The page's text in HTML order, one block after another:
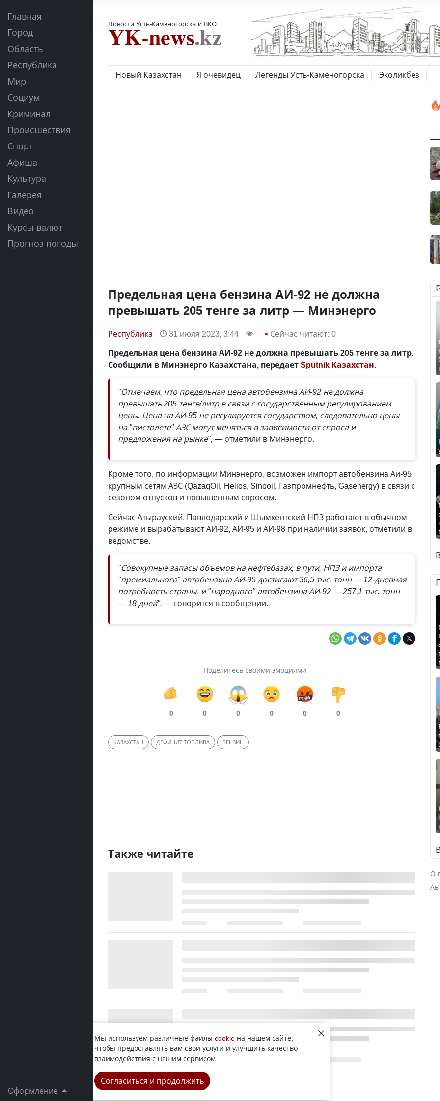
Главная
Город
Область
Республика
Мир
Социум
Криминал
Происшествия
Спорт
Афиша
Культура
Галерея
Видео
Курсы валют
Прогноз погоды
Оформление
Новости Усть-Каменогорска и ВКО
Новый Казахстан Я очевидец Легенды Усть-Каменогорска Эколикбез
Предельная цена бензина АИ-92 не должна
превышать 205 тенге за литр — Минэнерго
Республика 31 июля 2023, 3:44 Сейчас читают: 0
Предельная цена бензина АИ-92 не должна превышать 205 тенге за литр.
Сообщили в Минэнерго Казахстана, передаетSputnik Казахстан.
"Отмечаем, что предельная цена автобензина АИ-92 не должна
превышать 205 тенге/литр в связи с государственным регулированием
цены. Цена на АИ-95 не регулируется государством, следовательно цены
на "пистолете" АЗС могут меняться в зависимости от спроса и
предложения на рынке", — отметили в Минэнерго.
Кроме того, по информации Минэнерго, возможен импорт автобензина Аи-95
крупным сетям АЗС (QazaqOil, Helios, Sinooil, Газпромнефть, Gasenergy) в связи с
сезоном отпусков и повышенным спросом.
Сейчас Атырауский, Павлодарский и Шымкентский НПЗ работают в обычном
режиме и вырабатывают АИ-92, АИ-95 и АИ-98 при наличии заявок, отметили в
ведомстве.
"Совокупные запасы объемов на нефтебазах, в пути, НПЗ и импорта
"премиального" автобензина АИ-95 достигают 36,5 тыс. тонн — 12-дневная
потребность страны- и "народного" автобензина АИ-92 — 257,1 тыс. тонн
— 18 дней", — говорится в сообщении.
Поделитесь своими эмоциями
0 0 0 0 0 0
КАЗАХСТАН ДЕФИЦИТ ТОПЛИВА БЕНЗИН
Также читайте
О
Мы используем различные файлы cookie на нашем сайте,
чтобы предоставлять вам свои услуги и улучшить качество
взаимодействия с нашим сервисом.
Согласиться и продолжить